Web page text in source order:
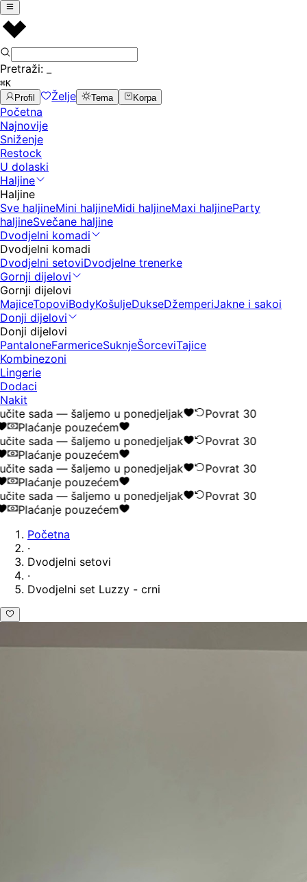
Pretraži:
⌘K
Profil
Želje Tema Korpa
Početna
Najnovije
Sniženje
Restock
U dolaski
Haljine
Haljine
Sve haljineMini haljineMidi haljineMaxi haljineParty
haljineSvečane haljine
Dvodjelni komadi
Dvodjelni komadi
Dvodjelni setoviDvodjelne trenerke
Gornji dijelovi
Gornji dijelovi
MajiceTopoviBodyKošuljeDukseDžemperiJakne i sakoi
Donji dijelovi
Donji dijelovi
PantaloneFarmericeSuknjeŠorceviTajice
Kombinezoni
Lingerie
Dodaci
Nakit
sada — šaljemo u ponedjeljak
Povrat 30
Plaćanje pouzećem
sada — šaljemo u ponedjeljak
Povrat 30
Plaćanje pouzećem
sada — šaljemo u ponedjeljak
Povrat 30
Plaćanje pouzećem
sada — šaljemo u ponedjeljak
Povrat 30
Plaćanje pouzećem
Početna
·
Dvodjelni setovi
·
Dvodjelni set Luzzy - crni